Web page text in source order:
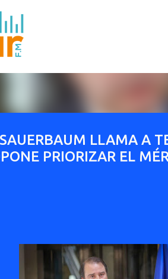
LLAMA A
PRIORIZAR EL